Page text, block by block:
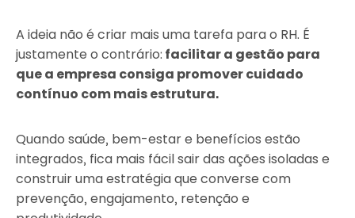
A ideia não é criar mais uma tarefa para o RH. É
justamente o contrário: facilitar a gestão para
que a empresa consiga promover cuidado
contínuo com mais estrutura.
Quando saúde, bem-estar e benefícios estão
integrados, fica mais fácil sair das ações isoladas e
construir uma estratégia que converse com
prevenção, engajamento, retenção e